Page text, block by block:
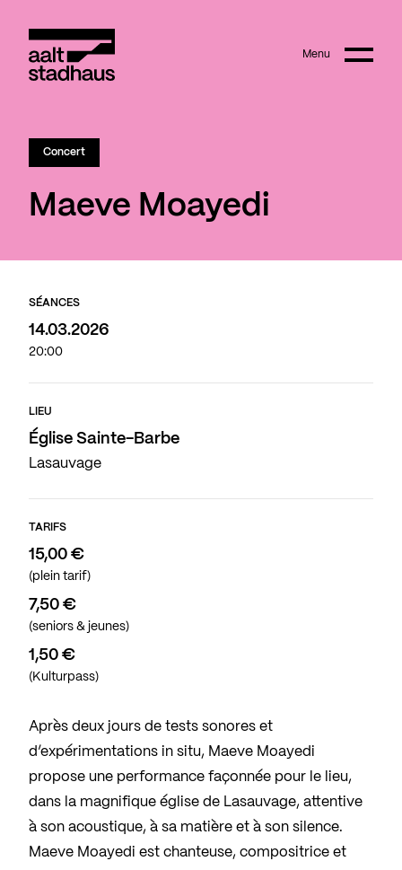
Main content Menu
Concert
Maeve Moayedi
SÉANCES
14.03.2026
20:00
LIEU
Église Sainte-Barbe
Lasauvage
TARIFS
15,00 €
(plein tarif)
7,50 €
(seniors & jeunes)
1,50 €
(Kulturpass)
Après deux jours de tests sonores et
d’expérimentations in situ, Maeve Moayedi
propose une performance façonnée pour le lieu,
dans la magnifique église de Lasauvage, attentive
à son acoustique, à sa matière et à son silence.
Maeve Moayedi est chanteuse, compositrice et